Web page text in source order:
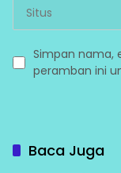
Simpan nama,
peramban ini
Baca Juga